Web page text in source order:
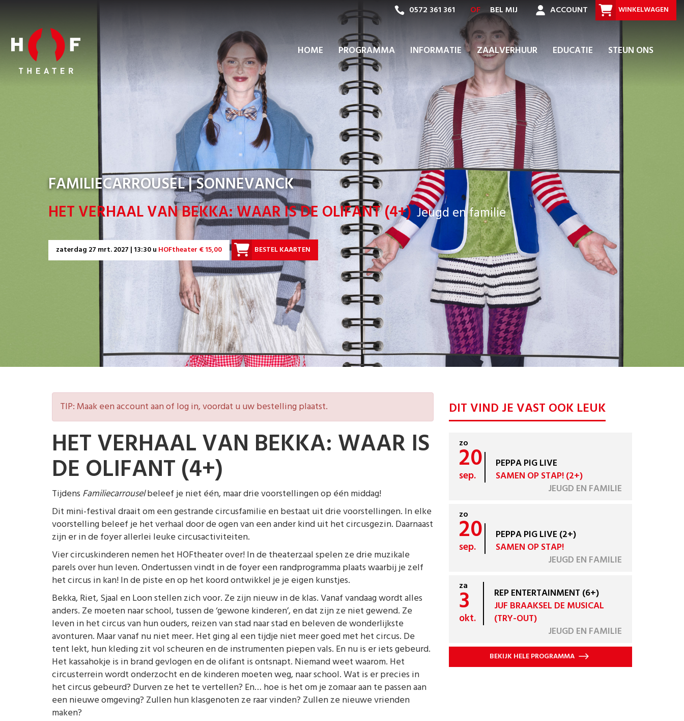
0572 361 361 OF BEL MIJ ACCOUNT WINKELWAGEN
HOME PROGRAMMA INFORMATIE ZAALVERHUUR EDUCATIE STEUN ONS
FAMILIECARROUSEL | SONNEVANCK
HET VERHAAL VAN BEKKA: WAAR IS DE OLIFANT (4+) Jeugd en familie
zaterdag 27 mrt. 2027 | 13:30 u HOFtheater € 15,00 BESTEL KAARTEN
TIP: Maak een account aan of log in, voordat u uw bestelling plaatst.
HET VERHAAL VAN BEKKA: WAAR IS
DE OLIFANT (4+)
Tijdens Familiecarrouselbeleef je niet één, maar drie voorstellingen op één middag!
Dit mini-festival draait om een gestrande circusfamilie en bestaat uit drie voorstellingen. In elke
voorstelling beleef je het verhaal door de ogen van een ander kind uit het circusgezin. Daarnaast
zijn er in de foyer allerlei leuke circusactiviteiten.
Vier circuskinderen nemen het HOFtheater over! In de theaterzaal spelen ze drie muzikale
parels over hun leven. Ondertussen vindt in de foyer een randprogramma plaats waarbij je zelf
het circus in kan! In de piste en op het koord ontwikkel je je eigen kunstjes.
Bekka, Riet, Sjaal en Loon stellen zich voor. Ze zijn nieuw in de klas. Vanaf vandaag wordt alles
anders. Ze moeten naar school, tussen de ‘gewone kinderen’, en dat zijn ze niet gewend. Ze
leven in het circus van hun ouders, reizen van stad naar stad en beleven de wonderlijkste
avonturen. Maar vanaf nu niet meer. Het ging al een tijdje niet meer goed met het circus. De
tent lekt, hun kleding zit vol scheuren en de instrumenten piepen vals. En nu is er iets gebeurd.
Het kassahokje is in brand gevlogen en de olifant is ontsnapt. Niemand weet waarom. Het
circusterrein wordt onderzocht en de kinderen moeten weg, naar school. Wat is er precies in
het circus gebeurd? Durven ze het te vertellen? En… hoe is het om je zomaar aan te passen aan
een nieuwe omgeving? Zullen hun klasgenoten ze raar vinden? Zullen ze nieuwe vrienden
maken?
DIT VIND JE VAST OOK LEUK
zo
20
sep.
PEPPA PIG LIVE
SAMEN OP STAP! (2+)
JEUGD EN FAMILIE
zo
20
sep.
PEPPA PIG LIVE (2+)
SAMEN OP STAP!
JEUGD EN FAMILIE
za
3
okt.
REP ENTERTAINMENT (6+)
JUF BRAAKSEL DE MUSICAL
(TRY-OUT)
JEUGD EN FAMILIE
BEKIJK HELE PROGRAMMA